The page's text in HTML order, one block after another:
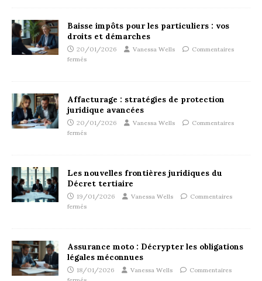
Baisse impôts pour les particuliers : vos
droits et démarches
20/01/2026 Vanessa Wells Commentaires
fermés
Affacturage : stratégies de protection
juridique avancées
20/01/2026 Vanessa Wells Commentaires
fermés
Les nouvelles frontières juridiques du
Décret tertiaire
19/01/2026 Vanessa Wells Commentaires
fermés
Assurance moto : Décrypter les obligations
légales méconnues
18/01/2026 Vanessa Wells Commentaires